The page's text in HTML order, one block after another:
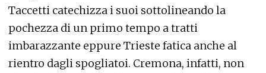
Taccetti catechizza i suoi sottolineando la
pochezza di un primo tempo a tratti
imbarazzante eppure Trieste fatica anche al
rientro dagli spogliatoi. Cremona, infatti, non